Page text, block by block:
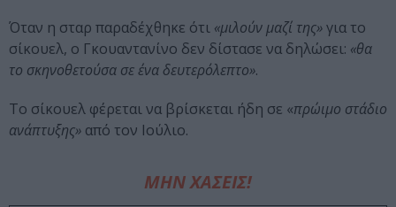
Όταν η σταρ παραδέχθηκε ότι «μιλούν μαζί της»για το
σίκουελ, ο Γκουαντανίνο δεν δίστασε να δηλώσει: «θα
το σκηνοθετούσα σε ένα δευτερόλεπτο».
Το σίκουελ φέρεται να βρίσκεται ήδη σε «πρώιμο στάδιο
ανάπτυξης» από τον Ιούλιο.
ΜΗΝ ΧΑΣΕΙΣ!